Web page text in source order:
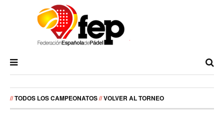
//TODOS LOS CAMPEONATOS//VOLVER AL TORNEO